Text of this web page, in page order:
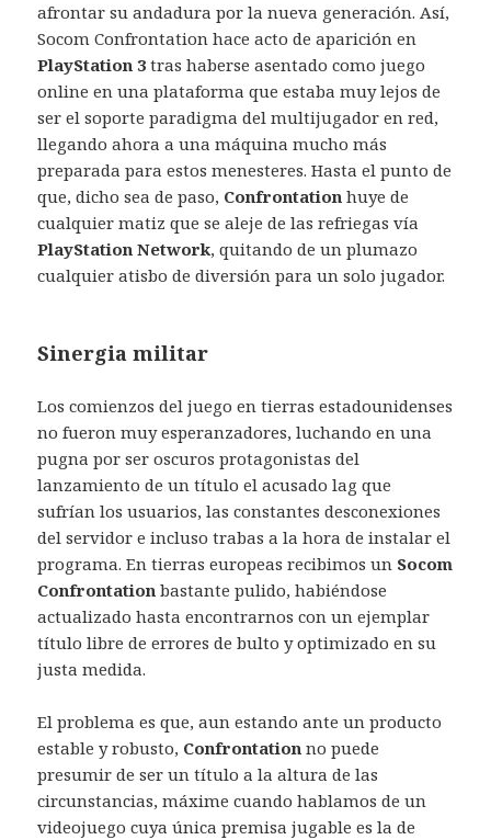
afrontar su andadura por la nueva generación. Así,
Socom Confrontation hace acto de aparición en
PlayStation 3 tras haberse asentado como juego
online en una plataforma que estaba muy lejos de
ser el soporte paradigma del multijugador en red,
llegando ahora a una máquina mucho más
preparada para estos menesteres. Hasta el punto de
que, dicho sea de paso, Confrontation huye de
cualquier matiz que se aleje de las refriegas vía
PlayStation Network, quitando de un plumazo
cualquier atisbo de diversión para un solo jugador.
Sinergia militar
Los comienzos del juego en tierras estadounidenses
no fueron muy esperanzadores, luchando en una
pugna por ser oscuros protagonistas del
lanzamiento de un título el acusado lag que
sufrían los usuarios, las constantes desconexiones
del servidor e incluso trabas a la hora de instalar el
programa. En tierras europeas recibimos un Socom
Confrontation bastante pulido, habiéndose
actualizado hasta encontrarnos con un ejemplar
título libre de errores de bulto y optimizado en su
justa medida.
El problema es que, aun estando ante un producto
estable y robusto, Confrontation no puede
presumir de ser un título a la altura de las
circunstancias, máxime cuando hablamos de un
videojuego cuya única premisa jugable es la de